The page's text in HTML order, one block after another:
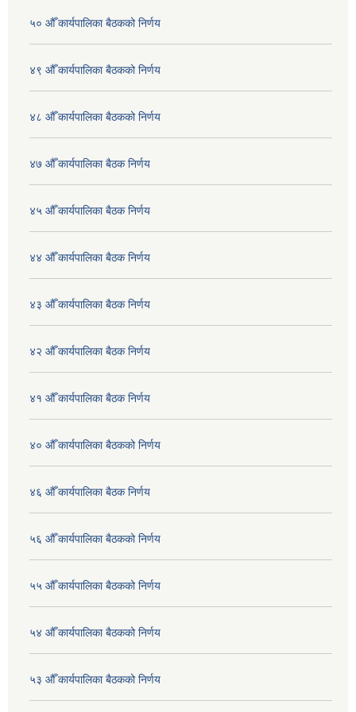
५० औँ कार्यपालिका बैठकको निर्णय
४९ औँ कार्यपालिका बैठकको निर्णय
४८ औँ कार्यपालिका बैठकको निर्णय
४७ औँ कार्यपालिका बैठक निर्णय
४५ औँ कार्यपालिका बैठक निर्णय
४४ औँ कार्यपालिका बैठक निर्णय
४३ औँ कार्यपालिका बैठक निर्णय
४२ औँ कार्यपालिका बैठक निर्णय
४१ औँ कार्यपालिका बैठक निर्णय
४० औँ कार्यपालिका बैठकको निर्णय
४६ औँ कार्यपालिका बैठक निर्णय
५६ औँ कार्यपालिका बैठकको निर्णय
५५ औँ कार्यपालिका बैठकको निर्णय
५४ औँ कार्यपालिका बैठकको निर्णय
५३ औँ कार्यपालिका बैठकको निर्णय